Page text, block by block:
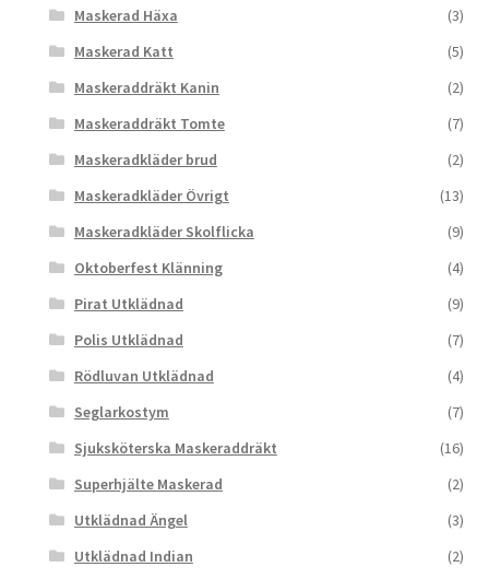
Maskerad Häxa
(3)
Maskerad Katt
(5)
Maskeraddräkt Kanin
(2)
Maskeraddräkt Tomte
(7)
Maskeradkläder brud
(2)
Maskeradkläder Övrigt
(13)
Maskeradkläder Skolflicka
(9)
Oktoberfest Klänning
(4)
Pirat Utklädnad
(9)
Polis Utklädnad
(7)
Rödluvan Utklädnad
(4)
Seglarkostym
(7)
Sjuksköterska Maskeraddräkt
(16)
Superhjälte Maskerad
(2)
Utklädnad Ängel
(3)
Utklädnad Indian
(2)